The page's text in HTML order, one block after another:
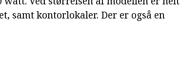
samt kontorlokaler. Der er også en